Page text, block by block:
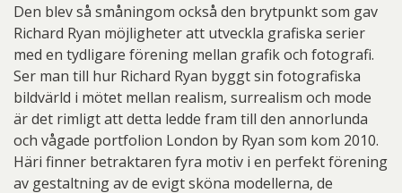
Den blev så småningom också den brytpunkt som gav
Richard Ryan möjligheter att utveckla grafiska serier
med en tydligare förening mellan grafik och fotografi.
Ser man till hur Richard Ryan byggt sin fotografiska
bildvärld i mötet mellan realism, surrealism och mode
är det rimligt att detta ledde fram till den annorlunda
och vågade portfolion London by Ryan som kom 2010.
Häri finner betraktaren fyra motiv i en perfekt förening
av gestaltning av de evigt sköna modellerna, de